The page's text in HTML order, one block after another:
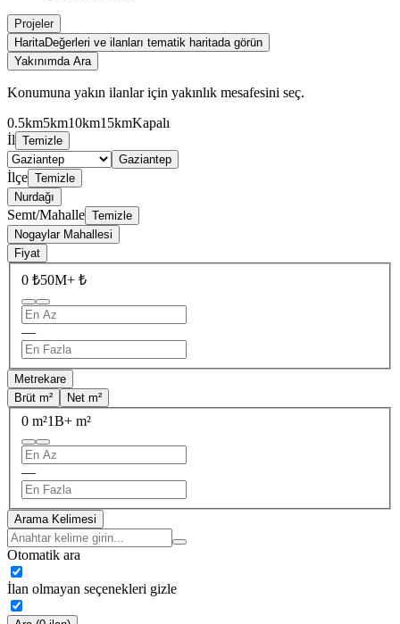
Projeler
HaritaDeğerleri ve ilanları tematik haritada görün
Yakınımda Ara
Konumuna yakın ilanlar için yakınlık mesafesini seç.
0.5km5km10km15kmKapalı
İl Temizle
Gaziantep
İlçe Temizle
Nurdağı
Semt/Mahalle Temizle
Nogaylar Mahallesi
Fiyat
0 ₺50M+ ₺
—
Metrekare
Brüt m²
Net m²
0 m²1B+ m²
—
Arama Kelimesi
Otomatik ara
İlan olmayan seçenekleri gizle